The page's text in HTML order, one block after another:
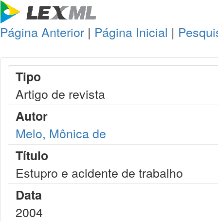
Página Anterior | Página Inicial |
Tipo
Artigo de revista
Autor
Melo, Mônica de
Título
Estupro e acidente de trabalho
Data
2004